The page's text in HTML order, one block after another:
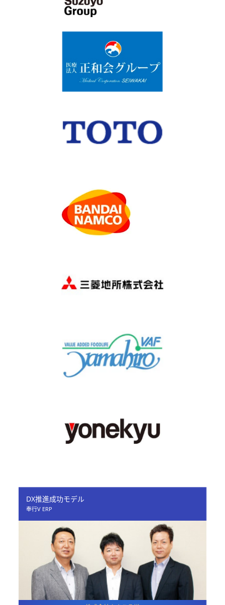
DX推進成功モデル
奉行V ERP